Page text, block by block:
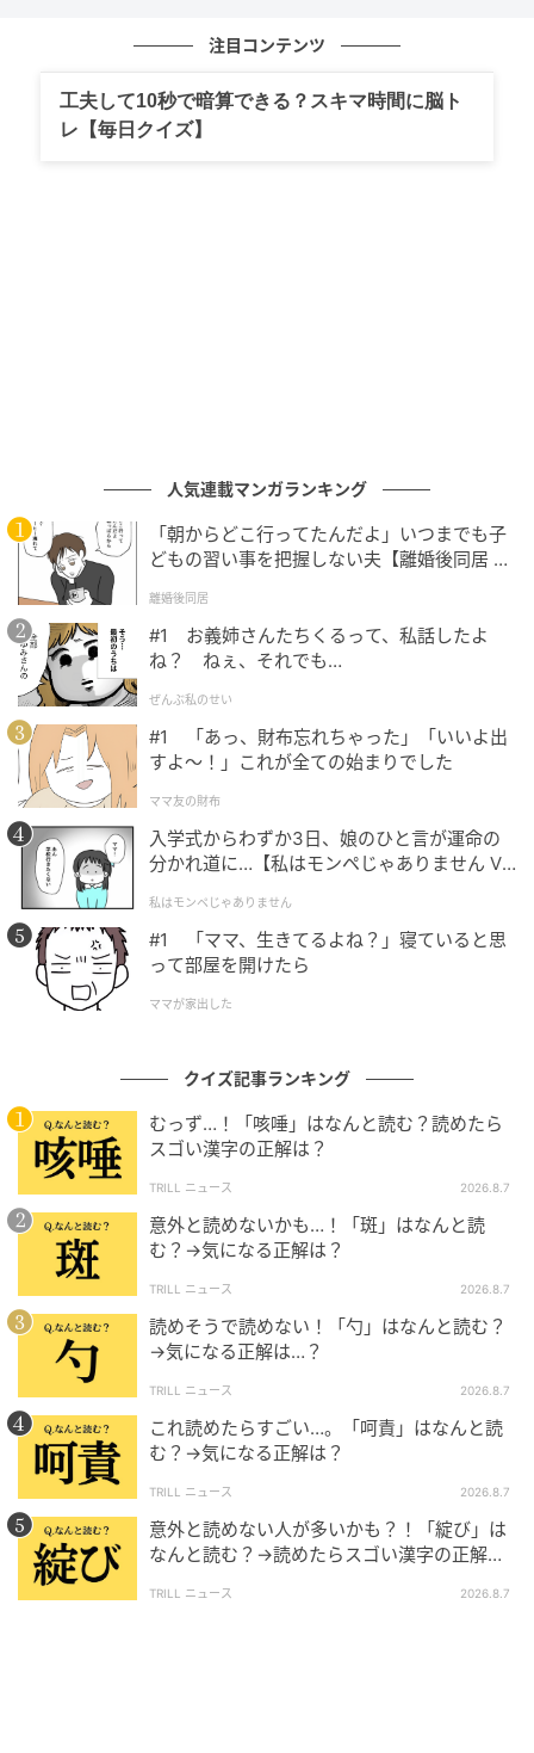
うことがあります。正しい読み方を知ることで自信を
つけることもできます。
ぜひスキマ時間に他の問題にも挑戦し、漢字の知識を
注目コンテンツ
工夫して10秒で暗算できる？スキマ時間に脳ト
レ【毎日クイズ】
人気連載マンガランキング
「朝からどこ行ってたんだよ」いつまでも子
どもの習い事を把握しない夫【離婚後同居 Vo
離婚後同居
#1 お義姉さんたちくるって、私話したよ
ね？ ねぇ、それでも…
ぜんぶ私のせい
#1 「あっ、財布忘れちゃった」「いいよ出
すよ〜！」これが全ての始まりでした
ママ友の財布
入学式からわずか3日、娘のひと言が運命の
分かれ道に…【私はモンペじゃありません Vo
私はモンペじゃありません
#1 「ママ、生きてるよね？」寝ていると思
って部屋を開けたら
ママが家出した
クイズ記事ランキング
むっず…！「咳唾」はなんと読む？読めたら
スゴい漢字の正解は？
TRILL ニュース 2026.8.7
意外と読めないかも…！「斑」はなんと読
む？→気になる正解は？
TRILL ニュース 2026.8.7
読めそうで読めない！「勺」はなんと読む？
→気になる正解は…？
TRILL ニュース 2026.8.7
これ読めたらすごい…。「呵責」はなんと読
む？→気になる正解は？
TRILL ニュース 2026.8.7
意外と読めない人が多いかも？！「綻び」は
なんと読む？→読めたらスゴい漢字の正解
TRILL ニュース 2026.8.7